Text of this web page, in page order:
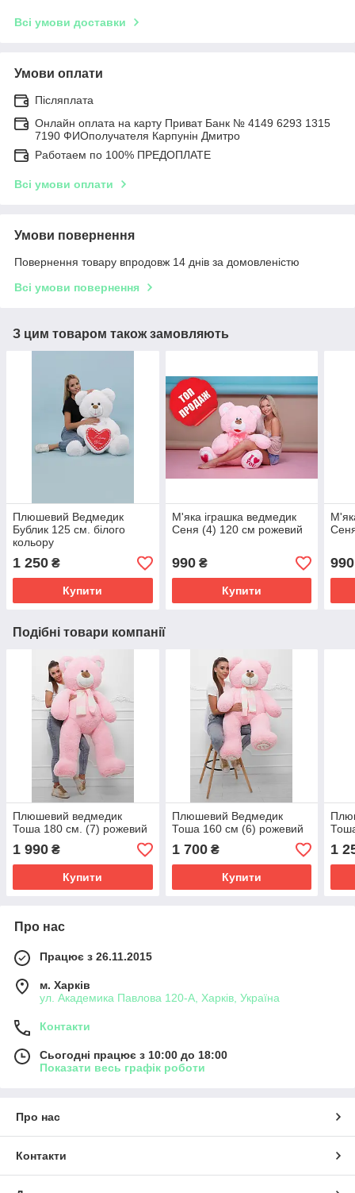
Всі умови доставки
Умови оплати
Післяплата
Онлайн оплата на карту Приват Банк № 4149 6293 1315
7190 ФИОполучателя Карпунін Дмитро
Работаем по 100% ПРЕДОПЛАТЕ
Всі умови оплати
Умови повернення
Повернення товару впродовж 14 днів за домовленістю
Всі умови повернення
З цим товаром також замовляють
Плюшевий Ведмедик
Бублик 125 см. білого
кольору
1 250 ₴
Купити
М'яка іграшка ведмедик
Сеня (4) 120 см рожевий
990₴
Купити
990
Подібні товари компанії
Плюшевий ведмедик
Тоша 180 см. (7) рожевий
1 990 ₴
Купити
Плюшевий Ведмедик
Тоша 160 см (6) рожевий
1 700₴
Купити
1
Про нас
Працює з 26.11.2015
м. Харків
ул. Академика Павлова 120-А, Харків, Україна
Контакти
Сьогодні працює з 10:00 до 18:00
Показати весь графік роботи
Про нас
Контакти